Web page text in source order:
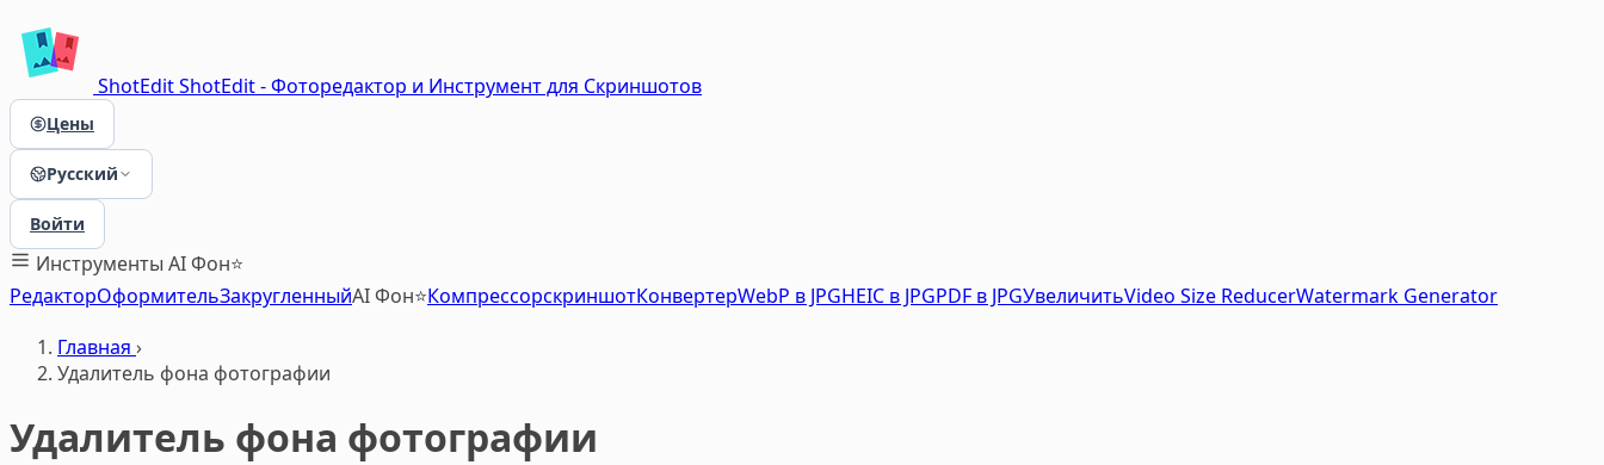
ShotEditShotEdit - Фоторедактор и Инструмент для Скриншотов
Цены
Русский
Войти
Инструменты AI Фон⭐
РедакторОформительЗакругленныйAI Фон⭐КомпрессорскриншотКонвертерWebP в JPGHEIC в JPGPDF в JPGУвеличитьVideo Size ReducerWatermark Generator
Главная ›
Удалитель фона фотографии
Удалитель фона фотографии